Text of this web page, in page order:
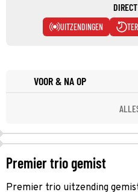
UITZENDINGEN
VOOR & NA OP
Premier trio gemist
Premier trio uitzending